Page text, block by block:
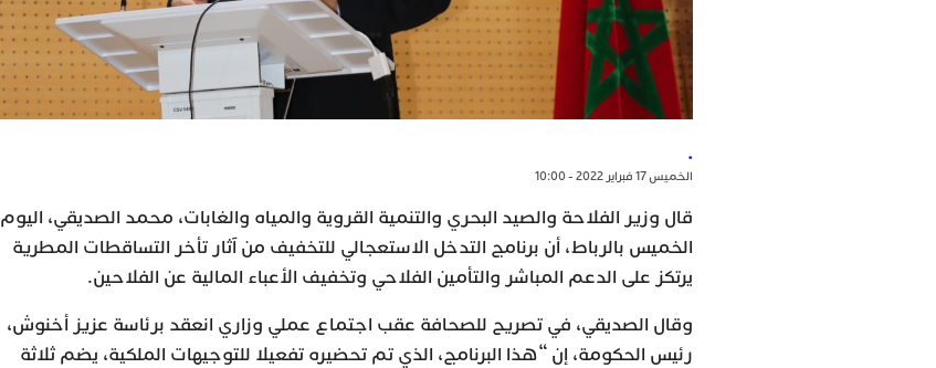
.
الخميس 17 فبراير 2022 - 10:00
قال وزير الفلاحة والصيد البحري والتنمية القروية والمياه والغابات، محمد الصديقي، اليوم
الخميس بالرباط، أن برنامج التدخل الاستعجالي للتخفيف من آثار تأخر التساقطات المطرية
يرتكز على الدعم المباشر والتأمين الفلاحي وتخفيف الأعباء المالية عن الفلاحين.
وقال الصديقي، في تصريح للصحافة عقب اجتماع عملي وزاري انعقد برئاسة عزيز أخنوش،
رئيس الحكومة، إن “هذا البرنامج، الذي تم تحضيره تفعيلا للتوجيهات الملكية، يضم ثلاثة